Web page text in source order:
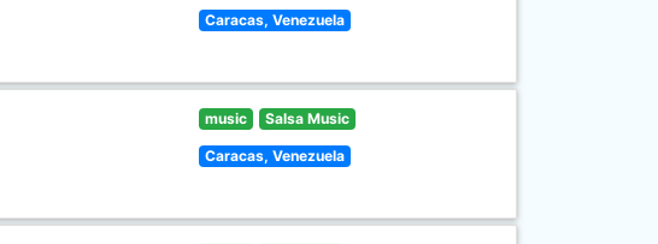
Caracas, Venezuela
music Salsa Music
Caracas, Venezuela